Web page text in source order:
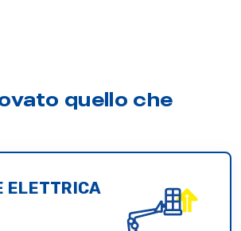
quello che
ELETTRICA